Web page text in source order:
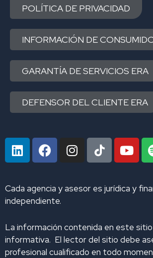
POLÍTICA DE PRIVACIDAD
INFORMACIÓN DE
GARANTÍA DE SERVICIOS ERA
DEFENSOR DEL CLIENTE ERA
L
i
k
e
d
n
F
a
b
o
k
I
n
a
a
m
Y
o
u
Cada agencia y asesor es jurídica y
independiente.
La información contenida en este
informativa. El lector del sitio debe
profesional cualificado en todo